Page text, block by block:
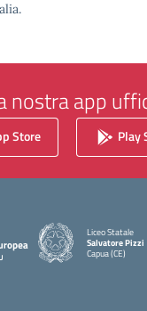
nostra app
Store Play
Liceo Statale
Salvatore Pizzi
Capua (CE)
— Visita la